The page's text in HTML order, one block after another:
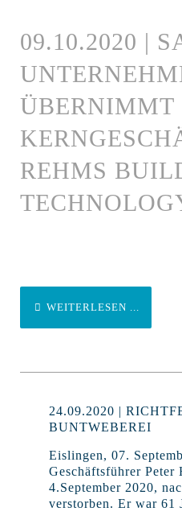
09.10.2020 |
ÜBERNIMMT
REHMS
WEITERLESEN ...
24.09.2020 |
BUNTWEBEREI
Eislingen, 07.
Geschäftsführer Peter
4.September 2020,
verstorben. Er war 61